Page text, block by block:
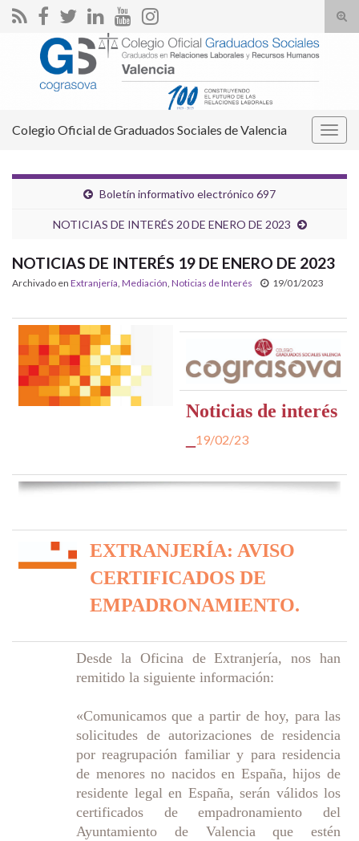
el
Search for:
Colegio Oficial de Graduados Sociales de Valencia
Boletín informativo electrónico 697
NOTICIAS DE INTERÉS 20 DE ENERO DE 2023
NOTICIAS DE INTERÉS 19 DE ENERO DE 2023
Archivado en Extranjería Mediación Noticias de Interés 19/01/2023
Noticias de interés
19/02/23
EXTRANJERÍA: AVISO
CERTIFICADOS DE
EMPADRONAMIENTO.
Desde la Oficina de Extranjería, nos han
remitido la siguiente información:
«Comunicamos que a partir de hoy, para las
solicitudes de autorizaciones de residencia
por reagrupación familiar y para residencia
de menores no nacidos en España, hijos de
residente legal en España, serán válidos los
certificados de empadronamiento del
Ayuntamiento de Valencia que estén